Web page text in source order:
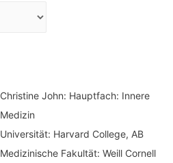
Christine John: Hauptfach: Innere
Medizin
Universität: Harvard College, AB
Medizinische Fakultät: Weill Cornell